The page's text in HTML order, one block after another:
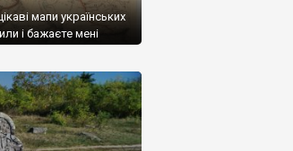
мапи українських
і бажаєте мені
все це про наш
Азії, на ній майже не